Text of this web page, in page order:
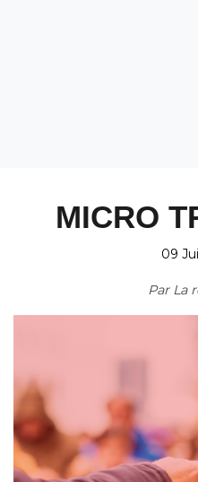
MICRO
09
Par La